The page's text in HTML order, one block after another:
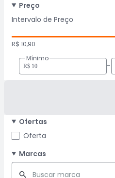
Preço
Intervalo de Preço
R$ 10,90
Mínimo
-
Ofertas
Oferta
Marcas